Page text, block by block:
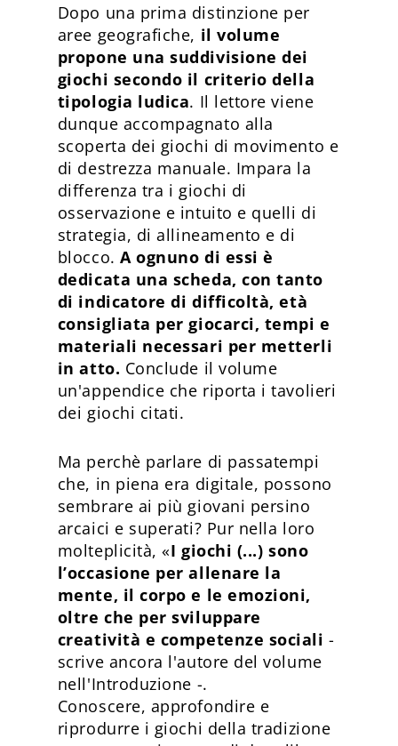
Dopo una prima distinzione per
aree geografiche, il volume
propone una suddivisione dei
giochi secondo il criterio della
tipologia ludica. Il lettore viene
dunque accompagnato alla
scoperta dei giochi di movimento e
di destrezza manuale. Impara la
differenza tra i giochi di
osservazione e intuito e quelli di
strategia, di allineamento e di
blocco.A ognuno di essi è
dedicata una scheda, con tanto
di indicatore di difficoltà, età
consigliata per giocarci, tempi e
materiali necessari per metterli
in atto. Conclude il volume
un'appendice che riporta i tavolieri
dei giochi citati.
Ma perchè parlare di passatempi
che, in piena era digitale, possono
sembrare ai più giovani persino
arcaici e superati? Pur nella loro
molteplicità, «I giochi (...) sono
l’occasione per allenare la
mente, il corpo e le emozioni,
oltre che per sviluppare
creatività e competenze sociali-
scrive ancora l'autore del volume
nell'Introduzione -.
Conoscere, approfondire e
riprodurre i giochi della tradizione